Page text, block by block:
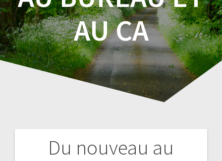
AU CA
Du nouveau au
Navigation